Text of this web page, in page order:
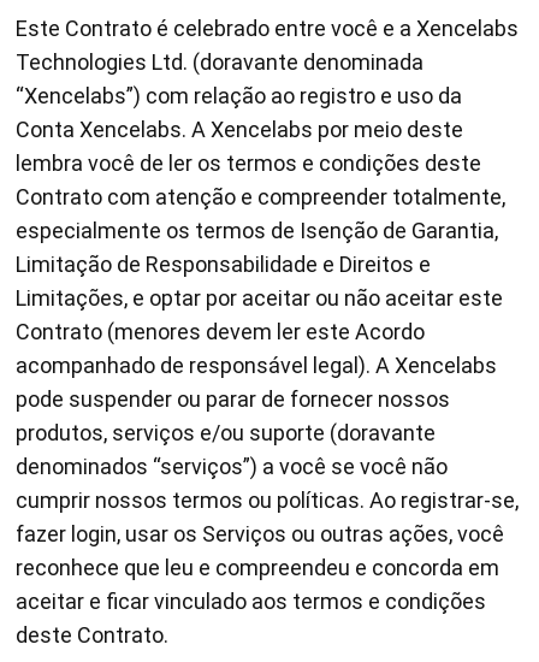
Este Contrato é celebrado entre você e a Xencelabs
Technologies Ltd. (doravante denominada
“Xencelabs”) com relação ao registro e uso da
Conta Xencelabs. A Xencelabs por meio deste
lembra você de ler os termos e condições deste
Contrato com atenção e compreender totalmente,
especialmente os termos de Isenção de Garantia,
Limitação de Responsabilidade e Direitos e
Limitações, e optar por aceitar ou não aceitar este
Contrato (menores devem ler este Acordo
acompanhado de responsável legal). A Xencelabs
pode suspender ou parar de fornecer nossos
produtos, serviços e/ou suporte (doravante
denominados “serviços”) a você se você não
cumprir nossos termos ou políticas. Ao registrar-se,
fazer login, usar os Serviços ou outras ações, você
reconhece que leu e compreendeu e concorda em
aceitar e ficar vinculado aos termos e condições
deste Contrato.